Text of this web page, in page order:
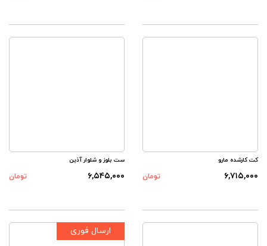
کت کارشده مارو
۶,۷۱۵,۰۰۰ تومان
ست بلوز و شلوار آذین
۶,۵۴۵,۰۰۰ تومان
ارسال فوری